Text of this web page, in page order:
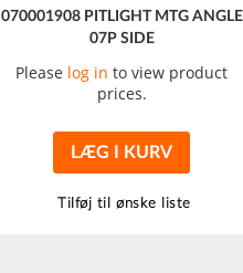
070001908 PITLIGHT MTG ANGLE
07P SIDE
Please log in to view product
prices.
LÆG I KURV
Tilføj til ønske liste